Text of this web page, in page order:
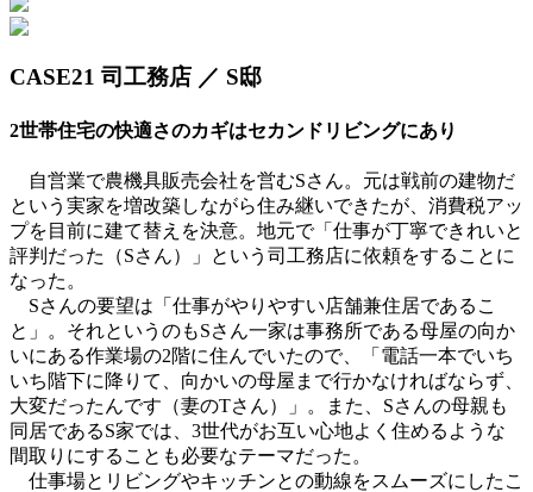
CASE21 司工務店 ／ S邸
2世帯住宅の快適さのカギはセカンドリビングにあり
自営業で農機具販売会社を営むSさん。元は戦前の建物だ
という実家を増改築しながら住み継いできたが、消費税アッ
プを目前に建て替えを決意。地元で「仕事が丁寧できれいと
評判だった（Sさん）」という司工務店に依頼をすることに
なった。
Sさんの要望は「仕事がやりやすい店舗兼住居であるこ
と」。それというのもSさん一家は事務所である母屋の向か
いにある作業場の2階に住んでいたので、「電話一本でいち
いち階下に降りて、向かいの母屋まで行かなければならず、
大変だったんです（妻のTさん）」。また、Sさんの母親も
同居であるS家では、3世代がお互い心地よく住めるような
間取りにすることも必要なテーマだった。
仕事場とリビングやキッチンとの動線をスムーズにしたこ